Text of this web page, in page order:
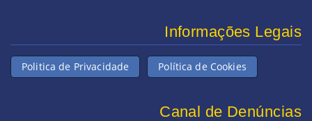
Informações Legais
Politica de Privacidade Política de Cookies
Canal de Denúncias